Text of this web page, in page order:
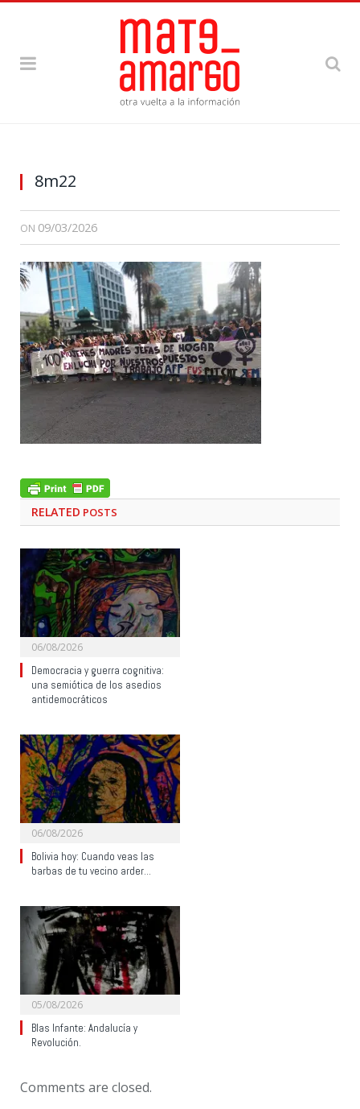
8m22
ON 09/03/2026
RELATED POSTS
06/08/2026
Democracia y guerra cognitiva:
una semiótica de los asedios
antidemocráticos
06/08/2026
Bolivia hoy: Cuando veas las
barbas de tu vecino arder…
05/08/2026
Blas Infante: Andalucía y
Revolución.
Comments are closed.